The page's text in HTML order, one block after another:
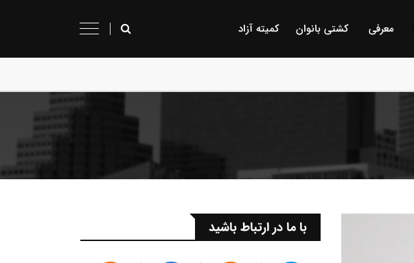
معرفی كشتی بانوان کمیته آزاد
با ما در ارتباط باشید